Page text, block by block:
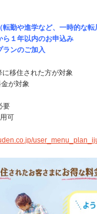
勤や進学など、一時的な転
ら１年以内のお申込み
ランのご加入
移住された方が対象
が対象
要
可